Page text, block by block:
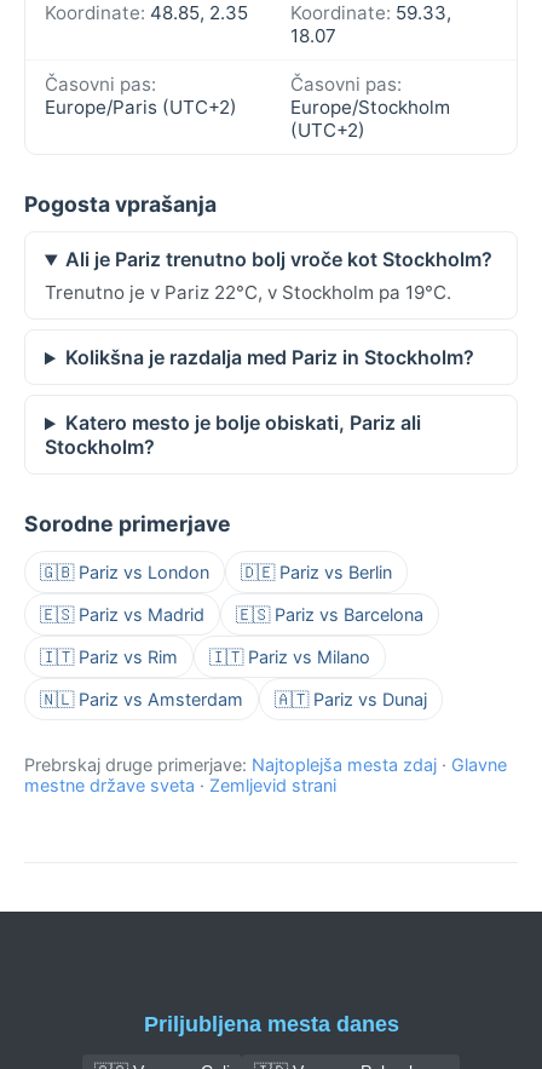
Koordinate: 48.85, 2.35 Koordinate: 59.33,
18.07
Časovni pas:
Europe/Paris (UTC+2)
Časovni pas:
Europe/Stockholm
(UTC+2)
Pogosta vprašanja
Ali je Pariz trenutno bolj vroče kot Stockholm?
Trenutno je v Pariz 22°C, v Stockholm pa 19°C.
Kolikšna je razdalja med Pariz in Stockholm?
Katero mesto je bolje obiskati, Pariz ali
Stockholm?
Sorodne primerjave
🇬🇧 Pariz vs London 🇩🇪 Pariz vs Berlin
🇪🇸 Pariz vs Madrid 🇪🇸 Pariz vs Barcelona
🇮🇹 Pariz vs Rim 🇮🇹 Pariz vs Milano
🇳🇱 Pariz vs Amsterdam 🇦🇹 Pariz vs Dunaj
Prebrskaj druge primerjave: Najtoplejša mesta zdaj · Glavne
mestne države sveta · Zemljevid strani
Priljubljena mesta danes